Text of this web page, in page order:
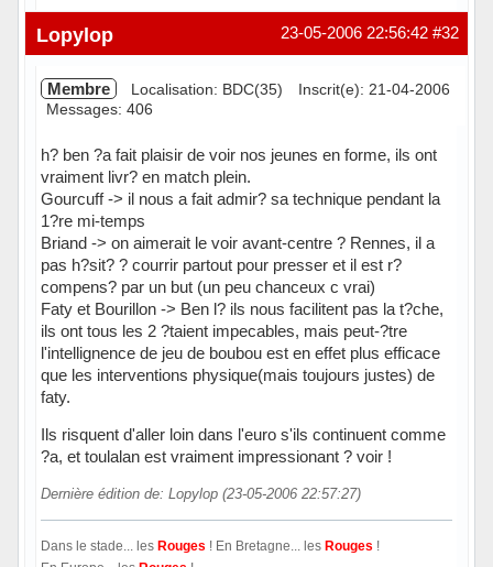
Hors ligne #32
23-05-2006 22:56:42
Lopylop
Membre Localisation: BDC(35)
Inscrit(e): 21-04-2006
Messages: 406
h? ben ?a fait plaisir de voir nos jeunes en forme, ils ont
vraiment livr? en match plein.
Gourcuff -> il nous a fait admir? sa technique pendant la
1?re mi-temps
Briand -> on aimerait le voir avant-centre ? Rennes, il a
pas h?sit? ? courrir partout pour presser et il est r?
compens? par un but (un peu chanceux c vrai)
Faty et Bourillon -> Ben l? ils nous facilitent pas la t?che,
ils ont tous les 2 ?taient impecables, mais peut-?tre
l'intellignence de jeu de boubou est en effet plus efficace
que les interventions physique(mais toujours justes) de
faty.
Ils risquent d'aller loin dans l'euro s'ils continuent comme
?a, et toulalan est vraiment impressionant ? voir !
Dernière édition de: Lopylop (23-05-2006 22:57:27)
Dans le stade... les Rouges ! En Bretagne... les Rouges !